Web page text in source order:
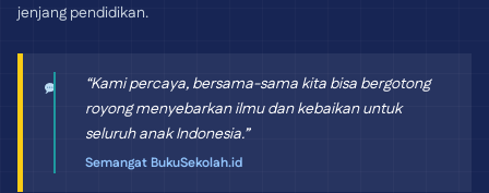
jenjang pendidikan.
“Kami percaya, bersama-sama kita bisa bergotong
royong menyebarkan ilmu dan kebaikan untuk
seluruh anak Indonesia.”
Semangat BukuSekolah.id